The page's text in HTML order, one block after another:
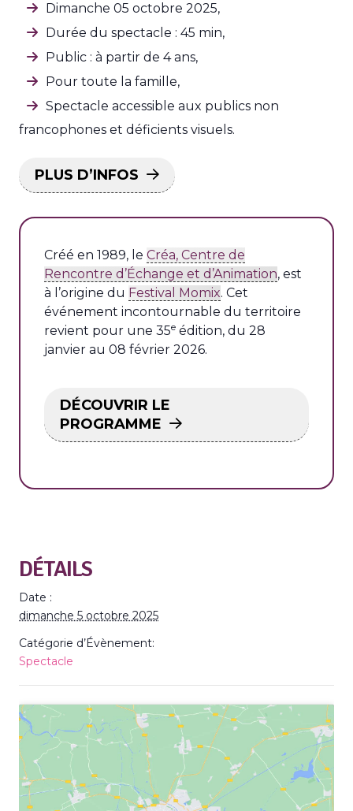
Dimanche 05 octobre 2025,
Durée du spectacle : 45 min,
Public : à partir de 4 ans,
Pour toute la famille,
Spectacle accessible aux publics non
francophones et déficients visuels.
PLUS D’INFOS
Créé en 1989, le Créa, Centre de
Rencontre d’Échange et d’Animation, est
à l’origine du Festival Momix. Cet
événement incontournable du territoire
revient pour une 35e édition, du 28
janvier au 08 février 2026.
DÉCOUVRIR LE
PROGRAMME
DÉTAILS
Date :
dimanche 5 octobre 2025
Catégorie d’Évènement:
Spectacle